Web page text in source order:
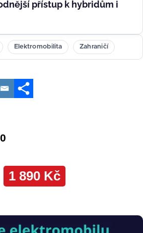
přístup k hybridům i
Elektromobilita Zahraničí